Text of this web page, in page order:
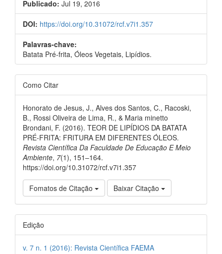
Publicado: Jul 19, 2016
DOI: https://doi.org/10.31072/rcf.v7i1.357
Palavras-chave:
Batata Pré-frita, Óleos Vegetais, Lipídios.
Como Citar
Honorato de Jesus, J., Alves dos Santos, C., Racoski,
B., Rossi Oliveira de Lima, R., & Maria minetto
Brondani, F. (2016). TEOR DE LIPÍDIOS DA BATATA
PRÉ-FRITA: FRITURA EM DIFERENTES ÓLEOS.
Revista Científica Da Faculdade De Educação E Meio
Ambiente, 7(1), 151–164.
https://doi.org/10.31072/rcf.v7i1.357
Fomatos de Citação Baixar Citação
Edição
v. 7 n. 1 (2016): Revista Científica FAEMA